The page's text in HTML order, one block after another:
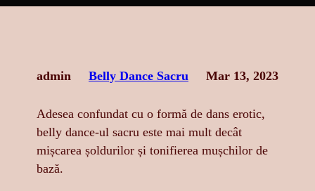
admin Belly Dance Sacru Mar 13, 2023
Adesea confundat cu o formă de dans erotic,
belly dance-ul sacru este mai mult decât
mișcarea șoldurilor și tonifierea mușchilor de
bază.